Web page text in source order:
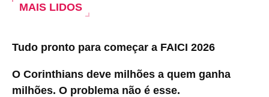
MAIS LIDOS
Tudo pronto para começar a FAICI 2026
O Corinthians deve milhões a quem ganha
milhões. O problema não é esse.